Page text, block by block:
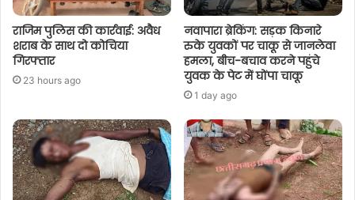
राजिम पुलिस की कार्रवाई: अवैध
शराब के साथ दो कोचिया
गिरफ्तार
23 hours ago
नवापारा ब्रेकिंग: सड़क किनारे
रुके युवकों पर चाकू से जानलेवा
हमला, बीच-बचाव करने पहुंचे
युवक के पेट में घोंपा चाकू
1 day ago